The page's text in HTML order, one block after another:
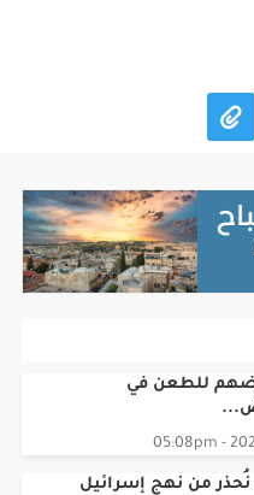
للطعن في
نُحذر من نهج إسرائيل